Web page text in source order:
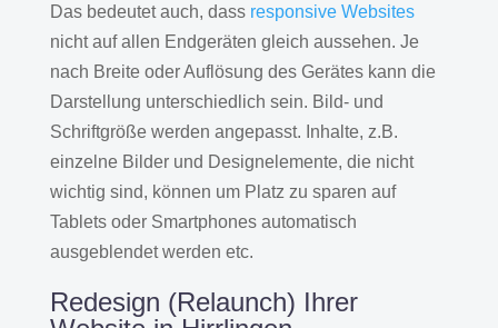
Das bedeutet auch, dass responsive Websites
nicht auf allen Endgeräten gleich aussehen. Je
nach Breite oder Auflösung des Gerätes kann die
Darstellung unterschiedlich sein. Bild- und
Schriftgröße werden angepasst. Inhalte, z.B.
einzelne Bilder und Designelemente, die nicht
wichtig sind, können um Platz zu sparen auf
Tablets oder Smartphones automatisch
ausgeblendet werden etc.
Redesign (Relaunch) Ihrer